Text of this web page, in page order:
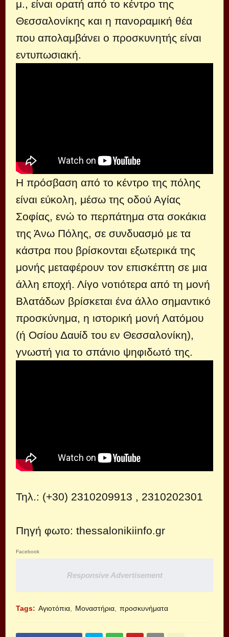
μ., είναι ορατή από το κέντρο της
Θεσσαλονίκης και η πανοραμική θέα
που απολαμβάνει ο προσκυνητής είναι
εντυπωσιακή.
Η πρόσβαση από το κέντρο της πόλης
είναι εύκολη, μέσω της οδού Αγίας
Σοφίας, ενώ το περπάτημα στα σοκάκια
της Άνω Πόλης, σε συνδυασμό με τα
κάστρα που βρίσκονται εξωτερικά της
μονής μεταφέρουν τον επισκέπτη σε μια
άλλη εποχή. Λίγο νοτιότερα από τη μονή
Βλατάδων βρίσκεται ένα άλλο σημαντικό
προσκύνημα, η ιστορική μονή Λατόμου
(ή Οσίου Δαυίδ του εν Θεσσαλονίκη),
γνωστή για το σπάνιο ψηφιδωτό της.
Τηλ.: (+30) 2310209913 , 2310202301
Πηγή φωτο: thessalonikiinfo.gr
Facebook
Responsive Advertisement
Tags: Αγιοτόπια Μοναστήρια προσκυνήματα